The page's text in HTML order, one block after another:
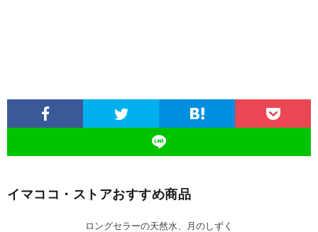
イマココ・ストアおすすめ商品
ロングセラーの天然水、月のしずく